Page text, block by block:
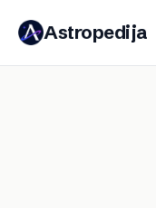
Astropedija